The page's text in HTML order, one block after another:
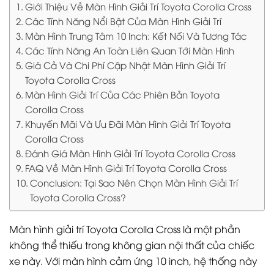
Giới Thiệu Về Màn Hình Giải Trí Toyota Corolla Cross
Các Tính Năng Nổi Bật Của Màn Hình Giải Trí
Màn Hình Trung Tâm 10 Inch: Kết Nối Và Tương Tác
Các Tính Năng An Toàn Liên Quan Tới Màn Hình
Giá Cả Và Chi Phí Cập Nhật Màn Hình Giải Trí
Toyota Corolla Cross
Màn Hình Giải Trí Của Các Phiên Bản Toyota
Corolla Cross
Khuyến Mãi Và Ưu Đãi Màn Hình Giải Trí Toyota
Corolla Cross
Đánh Giá Màn Hình Giải Trí Toyota Corolla Cross
FAQ Về Màn Hình Giải Trí Toyota Corolla Cross
Conclusion: Tại Sao Nên Chọn Màn Hình Giải Trí
Toyota Corolla Cross?
Màn hình giải trí Toyota Corolla Cross là một phần
không thể thiếu trong không gian nội thất của chiếc
xe này. Với màn hình cảm ứng 10 inch, hệ thống này